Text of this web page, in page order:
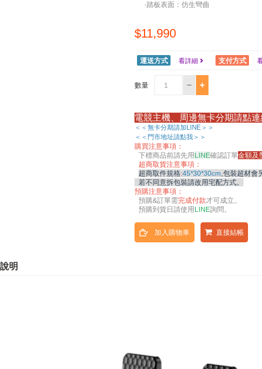
‧踏板表面：仿生彎曲
$11,990
運送方式 看詳細 支付方式
數量
電競主機、周邊無卡分期請點連
＜＜無卡分期請加LINE＞＞
＜＜門市地址請點我＞＞
購買注意事項：
下標商品前請先用LINE確認訂單金額及
超商取貨注意事項：
超商取件規格:45*30*30cm ,包裝超材會
若不同意拆包裝請改用宅配方式。
預購注意事項：
預購&訂單需完成付款才可成立。
預購到貨日請使用LINE詢問。
加入購物車 直接結帳
明